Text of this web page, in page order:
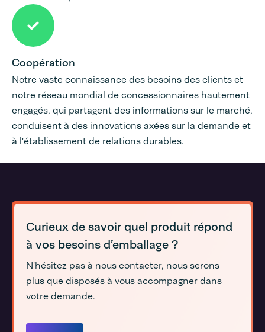
Coopération
Notre vaste connaissance des besoins des clients et
notre réseau mondial de concessionnaires hautement
engagés, qui partagent des informations sur le marché,
conduisent à des innovations axées sur la demande et
à l'établissement de relations durables.
Curieux de savoir quel produit répond
à vos besoins d’emballage ?
N'hésitez pas à nous contacter, nous serons
plus que disposés à vous accompagner dans
votre demande.